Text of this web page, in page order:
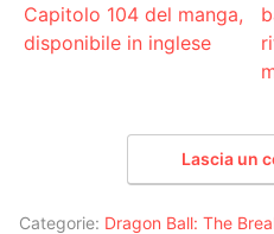
Capitolo 104 del manga,
disponibile in inglese
Lascia un
Categorie: Dragon Ball: The